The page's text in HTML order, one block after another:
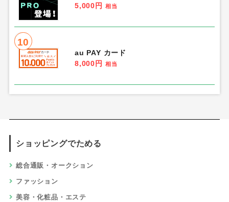
5,000円
相当
10
au PAY カード
8,000円
相当
ショッピングでためる
総合通販・オークション
ファッション
美容・化粧品・エステ